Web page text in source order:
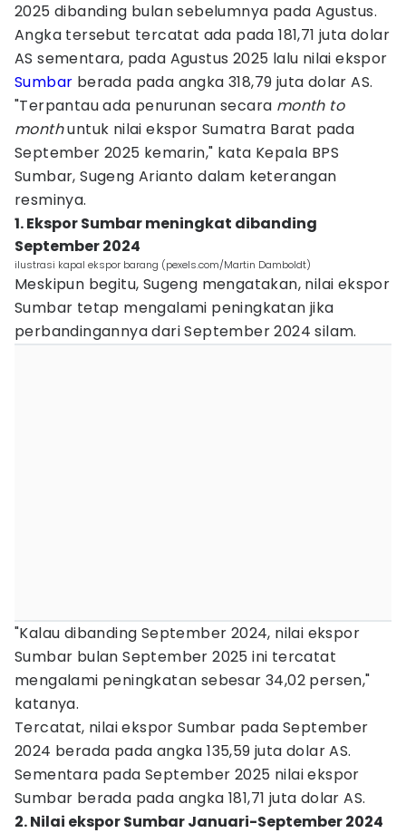
2025 dibanding bulan sebelumnya pada Agustus.
Angka tersebut tercatat ada pada 181,71 juta dolar
AS sementara, pada Agustus 2025 lalu nilai ekspor
Sumbar berada pada angka 318,79 juta dolar AS.
"Terpantau ada penurunan secara month to
monthuntuk nilai ekspor Sumatra Barat pada
September 2025 kemarin," kata Kepala BPS
Sumbar, Sugeng Arianto dalam keterangan
resminya.
1. Ekspor Sumbar meningkat dibanding
September 2024
ilustrasi kapal ekspor barang (pexels.com/Martin Damboldt)
Meskipun begitu, Sugeng mengatakan, nilai ekspor
Sumbar tetap mengalami peningkatan jika
perbandingannya dari September 2024 silam.
"Kalau dibanding September 2024, nilai ekspor
Sumbar bulan September 2025 ini tercatat
mengalami peningkatan sebesar 34,02 persen,"
katanya.
Tercatat, nilai ekspor Sumbar pada September
2024 berada pada angka 135,59 juta dolar AS.
Sementara pada September 2025 nilai ekspor
Sumbar berada pada angka 181,71 juta dolar AS.
2. Nilai ekspor Sumbar Januari-September 2024